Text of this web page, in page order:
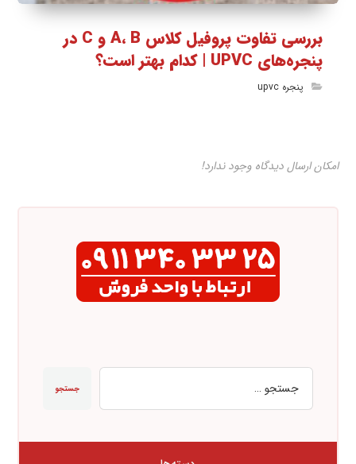
بررسی تفاوت پروفیل کلاس A، B و C در
پنجره‌های UPVC | کدام بهتر است؟
پنجره upvc
امکان ارسال دیدگاه وجود ندارد!
جستجو